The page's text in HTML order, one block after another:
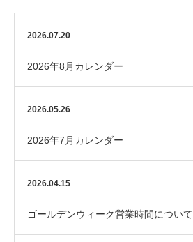
2026.07.20
2026年8月カレンダー
2026.05.26
2026年7月カレンダー
2026.04.15
ゴールデンウィーク営業時間について